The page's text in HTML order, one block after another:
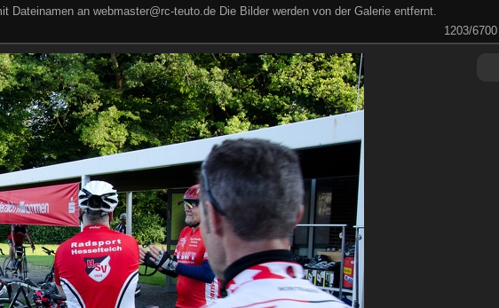
an webmaster@rc-teuto.de Die Bilder werden von der Galerie entfernt.
1203/6700